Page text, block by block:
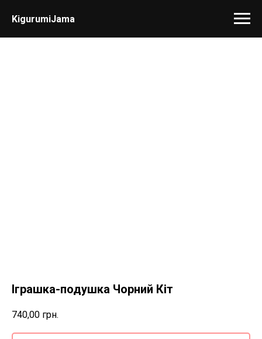
KigurumiJama
Іграшка-подушка Чорний Кіт
740,00 грн.